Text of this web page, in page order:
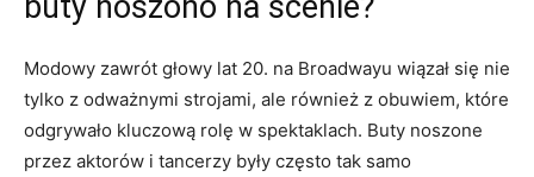
Modowy zawrót głowy lat 20. na Broadwayu wiązał się nie
tylko z odważnymi strojami, ale również z obuwiem, które
odgrywało kluczową rolę w spektaklach. Buty noszone
przez aktorów i tancerzy były często tak samo